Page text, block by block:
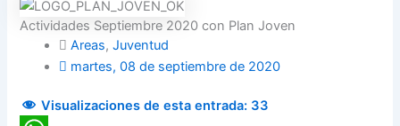
Actividades Septiembre 2020 con Plan Joven
Areas,Juventud
martes, 08 de septiembre de 2020
Visualizaciones de esta entrada: 33